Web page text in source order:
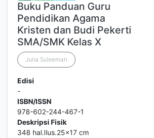
Buku Panduan Guru
Pendidikan Agama
Kristen dan Budi Pekerti
SMA/SMK Kelas X
Julia Suleeman
Edisi
-
ISBN/ISSN
978-602-244-467-1
Deskripsi Fisik
348 hal.Ilus.25x17 cm